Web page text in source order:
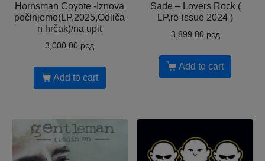
Hornsman Coyote -Iznova
počinjemo(LP,2025,Odliča
n hrčak)/na upit
3,000.00 рсд
Add to cart
Sade – Lovers Rock (
LP,re-issue 2024 )
3,899.00 рсд
Add to cart